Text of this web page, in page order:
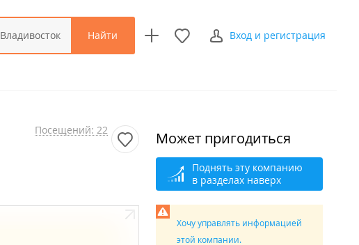
Владивосток Найти Вход и регистрация
Посещений: 22 Может пригодиться
Поднять эту компанию
в разделах наверх
Хочу управлять информацией
этой компании.